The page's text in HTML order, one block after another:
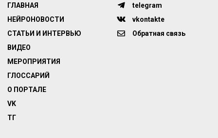
ГЛАВНАЯ
НЕЙРОНОВОСТИ
СТАТЬИ И ИНТЕРВЬЮ
ВИДЕО
МЕРОПРИЯТИЯ
ГЛОССАРИЙ
О ПОРТАЛЕ
VK
ТГ
telegram
vkontakte
Обратная связь